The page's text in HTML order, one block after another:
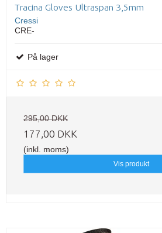
Tracina Gloves Ultraspan 3,5mm
Cressi
CRE-
På lager
295,00 DKK
177,00 DKK
(inkl. moms)
Vis produkt